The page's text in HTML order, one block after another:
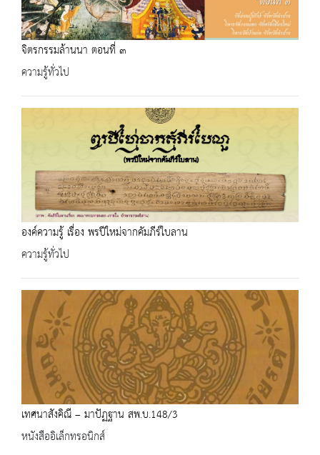
จิตรกรรมล้านนา ตอนที่ ๓
ความรู้ทั่วไป
องค์ความรู้ เรื่อง พรปีใหม่จากคัมภีร์ใบลาน
ความรู้ทั่วไป
เทศนาสังคิณี – มาปัฏฐาน สพ.บ.148/3
หนังสืออิเล็กทรอนิกส์